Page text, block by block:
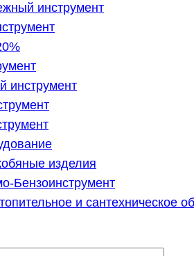
инструмент
инструмент
изделия
Бензоинструмент
и сантехническое